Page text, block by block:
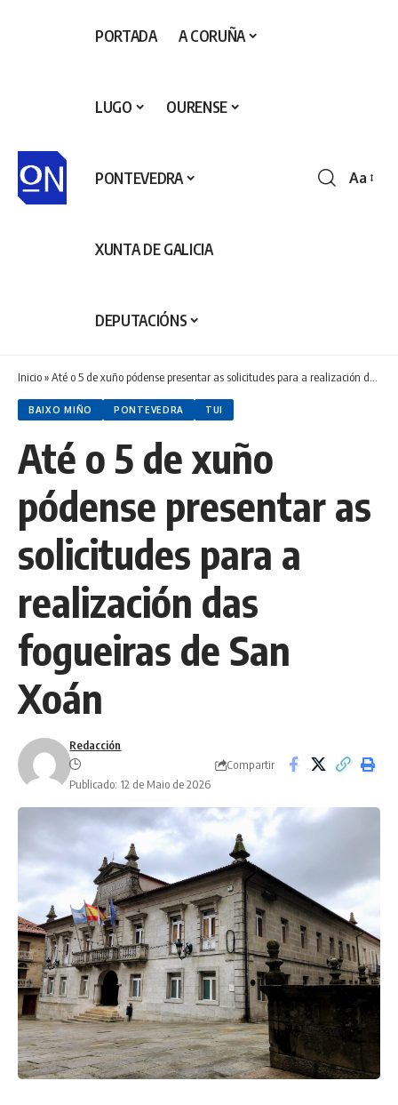
PORTADA A CORUÑA
LUGO OURENSE
PONTEVEDRA
XUNTA DE GALICIA
DEPUTACIÓNS
Aa
Inicio»Até o 5 de xuño pódense presentar as solicitudes para a realización das fogueiras de San Xoán
BAIXO MIÑO PONTEVEDRA TUI
Até o 5 de xuño
pódense presentar as
solicitudes para a
realización das
fogueiras de San
Xoán
Redacción
Publicado: 12 de Maio de 2026
Compartir